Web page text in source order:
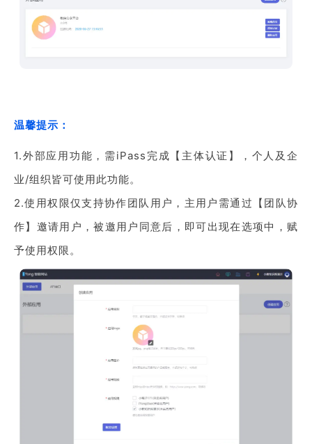
温馨提示：
1.外部应用功能，需iPass完成【 主体认证 】，个人及企
业/组织皆可使用此功能。
2.使用权限仅支持协作团队用户，主用户需通过【团队协
作】邀请用户，被邀用户同意后，即可出现在选项中，赋
予使用权限。